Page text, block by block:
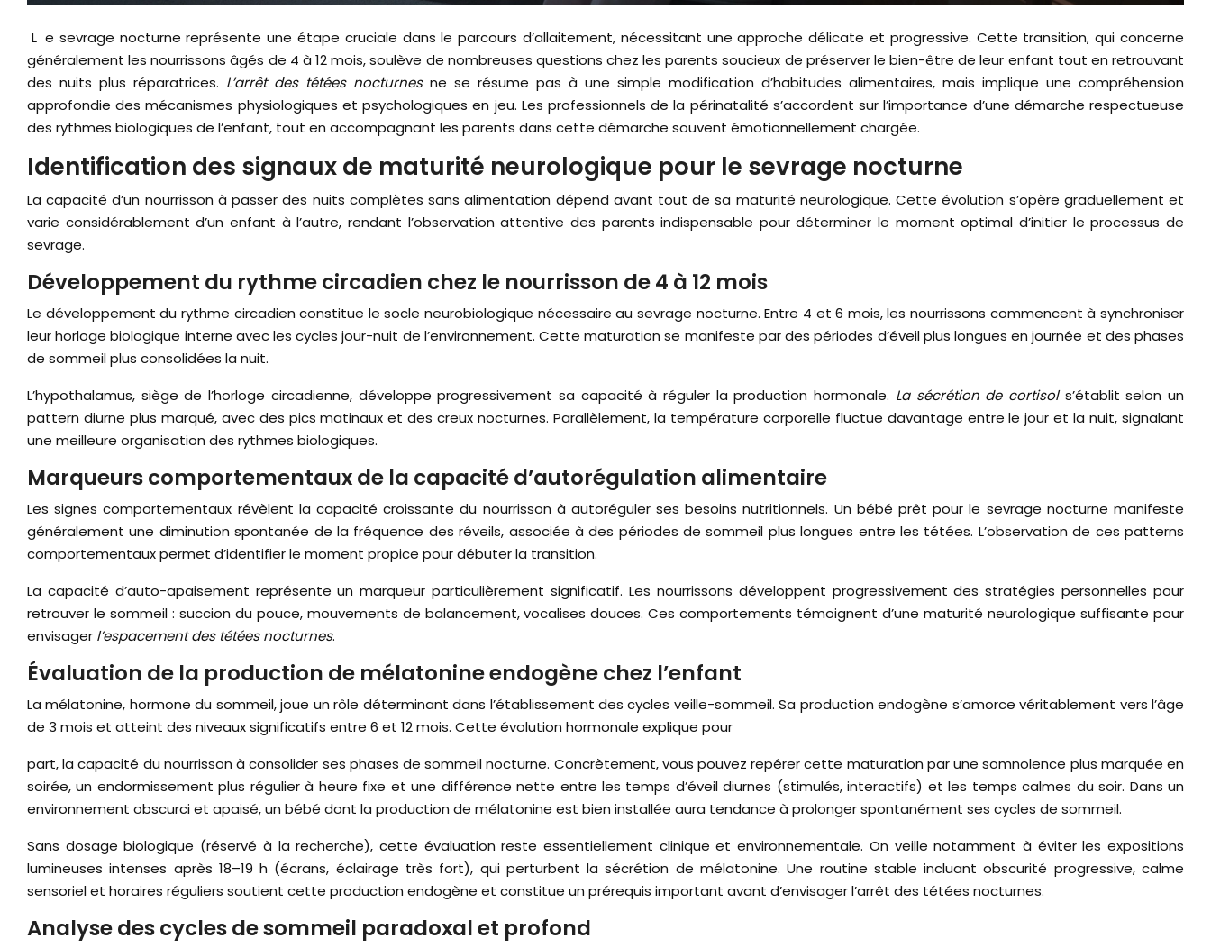
Le sevrage nocturne représente une étape cruciale dans le parcours d’allaitement, nécessitant une approche délicate et progressive. Cette transition, qui concerne
généralement les nourrissons âgés de 4 à 12 mois, soulève de nombreuses questions chez les parents soucieux de préserver le bien-être de leur enfant tout en retrouvant
des nuits plus réparatrices. L’arrêt des tétées nocturnesne se résume pas à une simple modification d’habitudes alimentaires, mais implique une compréhension
approfondie des mécanismes physiologiques et psychologiques en jeu. Les professionnels de la périnatalité s’accordent sur l’importance d’une démarche respectueuse
des rythmes biologiques de l’enfant, tout en accompagnant les parents dans cette démarche souvent émotionnellement chargée.
Identification des signaux de maturité neurologique pour le sevrage nocturne
La capacité d’un nourrisson à passer des nuits complètes sans alimentation dépend avant tout de sa maturité neurologique. Cette évolution s’opère graduellement et
varie considérablement d’un enfant à l’autre, rendant l’observation attentive des parents indispensable pour déterminer le moment optimal d’initier le processus de
sevrage.
Développement du rythme circadien chez le nourrisson de 4 à 12 mois
Le développement du rythme circadien constitue le socle neurobiologique nécessaire au sevrage nocturne. Entre 4 et 6 mois, les nourrissons commencent à synchroniser
leur horloge biologique interne avec les cycles jour-nuit de l’environnement. Cette maturation se manifeste par des périodes d’éveil plus longues en journée et des phases
de sommeil plus consolidées la nuit.
L’hypothalamus, siège de l’horloge circadienne, développe progressivement sa capacité à réguler la production hormonale. La sécrétion de cortisols’établit selon un
pattern diurne plus marqué, avec des pics matinaux et des creux nocturnes. Parallèlement, la température corporelle fluctue davantage entre le jour et la nuit, signalant
une meilleure organisation des rythmes biologiques.
Marqueurs comportementaux de la capacité d’autorégulation alimentaire
Les signes comportementaux révèlent la capacité croissante du nourrisson à autoréguler ses besoins nutritionnels. Un bébé prêt pour le sevrage nocturne manifeste
généralement une diminution spontanée de la fréquence des réveils, associée à des périodes de sommeil plus longues entre les tétées. L’observation de ces patterns
comportementaux permet d’identifier le moment propice pour débuter la transition.
La capacité d’auto-apaisement représente un marqueur particulièrement significatif. Les nourrissons développent progressivement des stratégies personnelles pour
retrouver le sommeil : succion du pouce, mouvements de balancement, vocalises douces. Ces comportements témoignent d’une maturité neurologique suffisante pour
envisager l’espacement des tétées nocturnes.
Évaluation de la production de mélatonine endogène chez l’enfant
La mélatonine, hormone du sommeil, joue un rôle déterminant dans l’établissement des cycles veille-sommeil. Sa production endogène s’amorce véritablement vers l’âge
de 3 mois et atteint des niveaux significatifs entre 6 et 12 mois. Cette évolution hormonale explique pour
part, la capacité du nourrisson à consolider ses phases de sommeil nocturne. Concrètement, vous pouvez repérer cette maturation par une somnolence plus marquée en
soirée, un endormissement plus régulier à heure fixe et une différence nette entre les temps d’éveil diurnes (stimulés, interactifs) et les temps calmes du soir. Dans un
environnement obscurci et apaisé, un bébé dont la production de mélatonine est bien installée aura tendance à prolonger spontanément ses cycles de sommeil.
Sans dosage biologique (réservé à la recherche), cette évaluation reste essentiellement clinique et environnementale. On veille notamment à éviter les expositions
lumineuses intenses après 18–19 h (écrans, éclairage très fort), qui perturbent la sécrétion de mélatonine. Une routine stable incluant obscurité progressive, calme
sensoriel et horaires réguliers soutient cette production endogène et constitue un prérequis important avant d’envisager l’arrêt des tétées nocturnes.
Analyse des cycles de sommeil paradoxal et profond